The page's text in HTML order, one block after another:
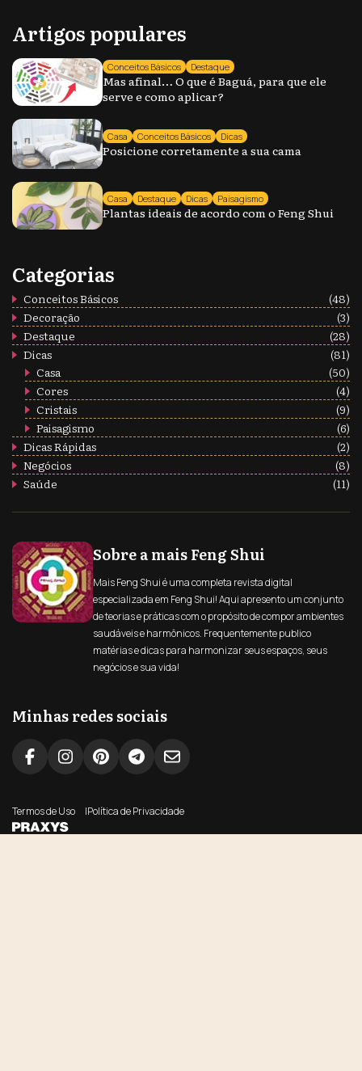
Artigos populares
Conceitos Básicos Destaque
Mas afinal… O que é Baguá, para que ele
serve e como aplicar?
Casa Conceitos Básicos Dicas
Posicione corretamente a sua cama
Casa Destaque Dicas Paisagismo
Plantas ideais de acordo com o Feng Shui
Categorias
Conceitos Básicos
(48)
Decoração
(3)
Destaque
(28)
Dicas
(81)
Casa
(50)
Cores
(4)
Cristais
(9)
Paisagismo
(6)
Dicas Rápidas
(2)
Negócios
(8)
Saúde
(11)
Sobre a mais Feng Shui
Mais Feng Shui é uma completa revista digital
especializada em Feng Shui! Aqui apresento um conjunto
de teorias e práticas com o propósito de compor ambientes
saudáveis e harmônicos. Frequentemente publico
matérias e dicas para harmonizar seus espaços, seus
negócios e sua vida!
Minhas redes sociais
Termos de Uso Política de Privacidade